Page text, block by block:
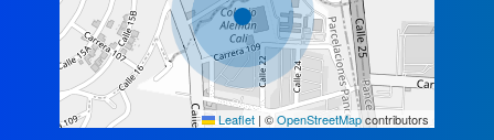
Leaflet | ©OpenStreetMapcontributors